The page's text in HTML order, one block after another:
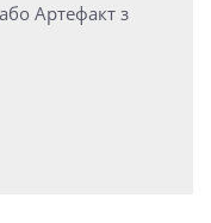
Артефакт з